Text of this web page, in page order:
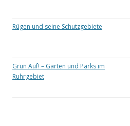
Rügen und seine Schutzgebiete
Grün Auf! – Gärten und Parks im
Ruhrgebiet